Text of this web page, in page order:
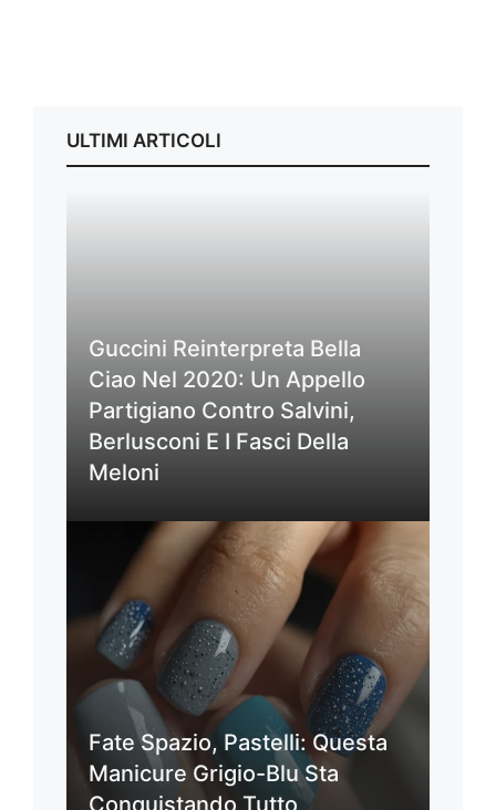
ULTIMI ARTICOLI
Guccini Reinterpreta Bella
Ciao Nel 2020: Un Appello
Partigiano Contro Salvini,
Berlusconi E I Fasci Della
Meloni
Fate Spazio, Pastelli: Questa
Manicure Grigio-Blu Sta
Conquistando Tutto